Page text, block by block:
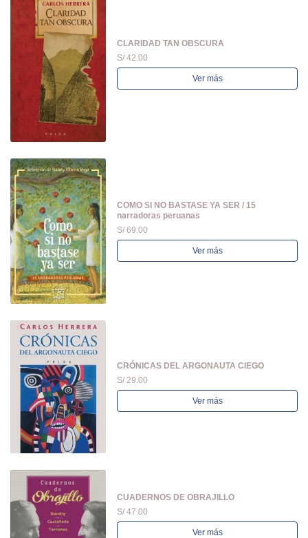
CLARIDAD TAN OBSCURA
S/ 42.00
Ver más
COMO SI NO BASTASE YA SER / 15
narradoras peruanas
S/ 69.00
Ver más
CRÓNICAS DEL ARGONAUTA CIEGO
S/ 29.00
Ver más
CUADERNOS DE OBRAJILLO
S/ 47.00
Ver más